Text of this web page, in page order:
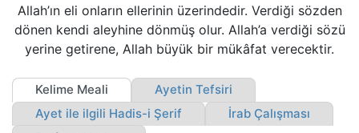
Kökler
Üyelik
Allah’ın eli onların ellerinin üzerindedir. Verdiği sözden
dönen kendi aleyhine dönmüş olur. Allah’a verdiği sözü
yerine getirene, Allah büyük bir mükâfat verecektir.
Kelime Meali
Ayetin Tefsiri
Ayet ile ilgili Hadis-i Şerif
İrab Çalışması